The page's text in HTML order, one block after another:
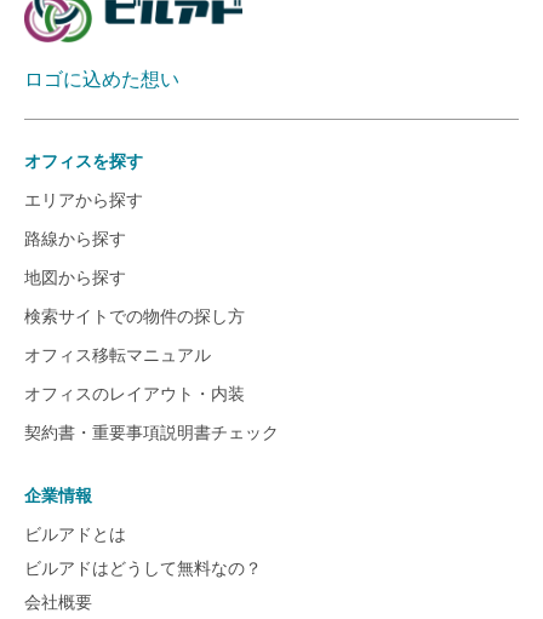
ロゴに込めた想い
オフィスを探す
エリアから探す
路線から探す
地図から探す
検索サイトでの物件の探し方
オフィス移転マニュアル
オフィスのレイアウト・内装
契約書・重要事項説明書チェック
企業情報
ビルアドとは
ビルアドはどうして無料なの？
会社概要